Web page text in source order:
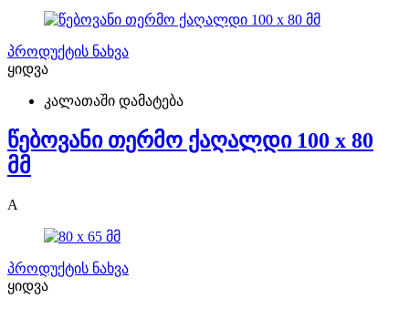
პროდუქტის ნახვა
ყიდვა
კალათაში დამატება
წებოვანი თერმო ქაღალდი 100 x 80
მმ
A
პროდუქტის ნახვა
ყიდვა